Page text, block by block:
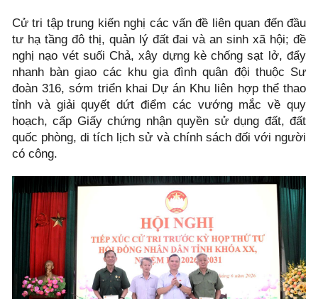
Cử tri tập trung kiến nghị các vấn đề liên quan đến đầu
tư hạ tầng đô thị, quản lý đất đai và an sinh xã hội; đề
nghị nạo vét suối Chả, xây dựng kè chống sạt lở, đẩy
nhanh bàn giao các khu gia đình quân đội thuộc Sư
đoàn 316, sớm triển khai Dự án Khu liên hợp thể thao
tỉnh và giải quyết dứt điểm các vướng mắc về quy
hoạch, cấp Giấy chứng nhận quyền sử dụng đất, đất
quốc phòng, di tích lịch sử và chính sách đối với người
có công.